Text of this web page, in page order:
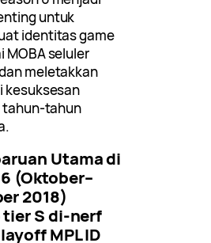
untuk
identitas game
MOBA seluler
meletakkan
kesuksesan
tahun-tahun
Utama di
(Oktober–
2018)